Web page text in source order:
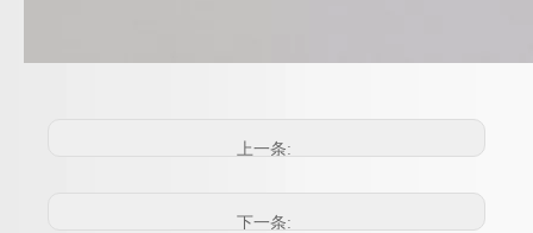
上一条:
下一条: